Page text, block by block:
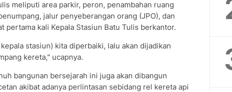
meliputi area parkir, peron, penambahan ruang
jalur penyeberangan orang (JPO), dan
pertama kali Kepala Stasiun Batu Tulis berkantor.
stasiun) kita diperbaiki, lalu akan dijadikan
kereta," ucapnya.
bangunan bersejarah ini juga akan dibangun
akibat adanya perlintasan sebidang rel kereta api